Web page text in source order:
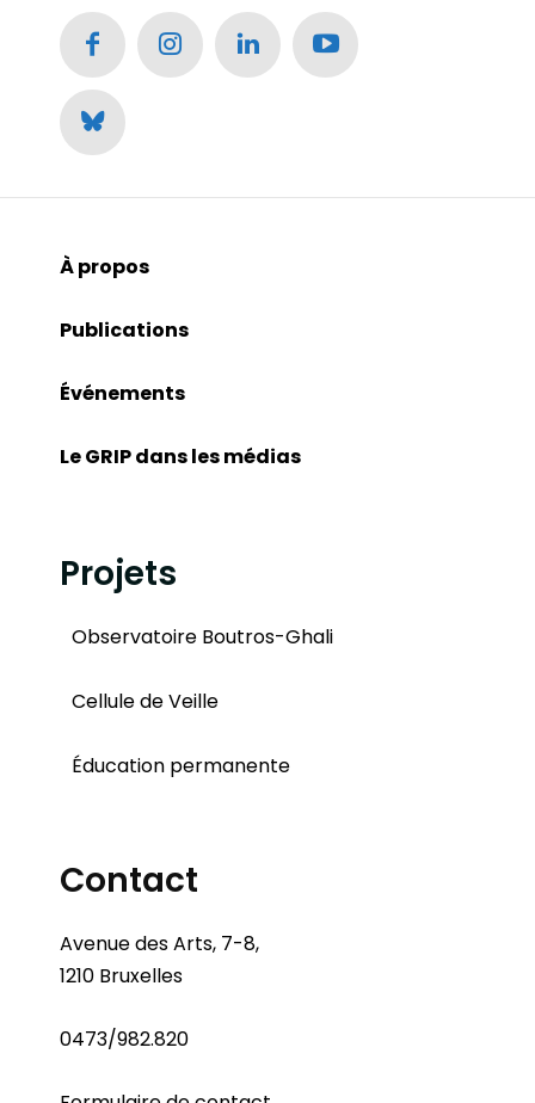
À propos
Publications
Événements
Le GRIP dans les médias
Projets
Observatoire Boutros-Ghali
Cellule de Veille
Éducation permanente
Contact
Avenue des Arts, 7-8,
1210 Bruxelles
0473/982.820